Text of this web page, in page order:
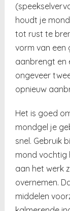
houdt je
tot rust te
vorm van een
aanbrengt en
ongeveer
opnieuw
Het is goed
mondgel je
snel. Gebruik
mond vochtig
aan het werk
overnemen.
middelen